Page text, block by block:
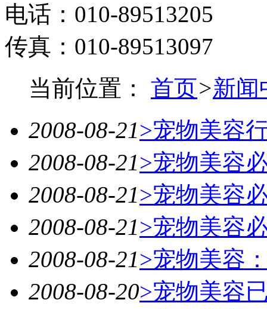
电话：010-89513205
传真：010-89513097
当前位置： 首页>新闻
2008-08-21>宠物美容
2008-08-21>宠物美容
2008-08-21>宠物美容
2008-08-21>宠物美容
2008-08-21>宠物美容
2008-08-20>宠物美容